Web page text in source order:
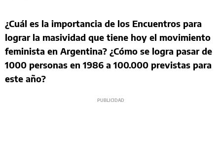
¿Cuál es la importancia de los Encuentros para
lograr la masividad que tiene hoy el movimiento
feminista en Argentina? ¿Cómo se logra pasar de
1000 personas en 1986 a 100.000 previstas para
este año?